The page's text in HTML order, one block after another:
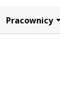
Pracownicy